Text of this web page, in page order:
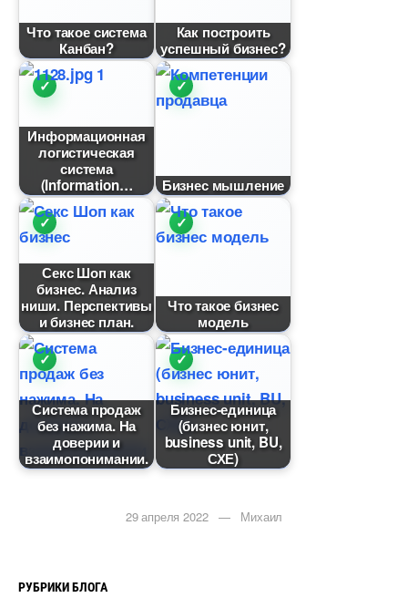
Что такое система
Канбан?
Как построить
успешный бизнес?
Информационная
логистическая
система
(Information
Бизнес мышление
Секс Шоп как
изнес. Анализ
ниши. Перспективы
и бизнес план.
Что такое бизнес
модель
Система продаж
ез нажима. На
доверии и
заимопонимании.
Бизнес-единица
(бизнес юнит,
business unit, BU,
СХЕ)
29 апреля 2022 — Михаил
РУБРИКИ БЛОГА